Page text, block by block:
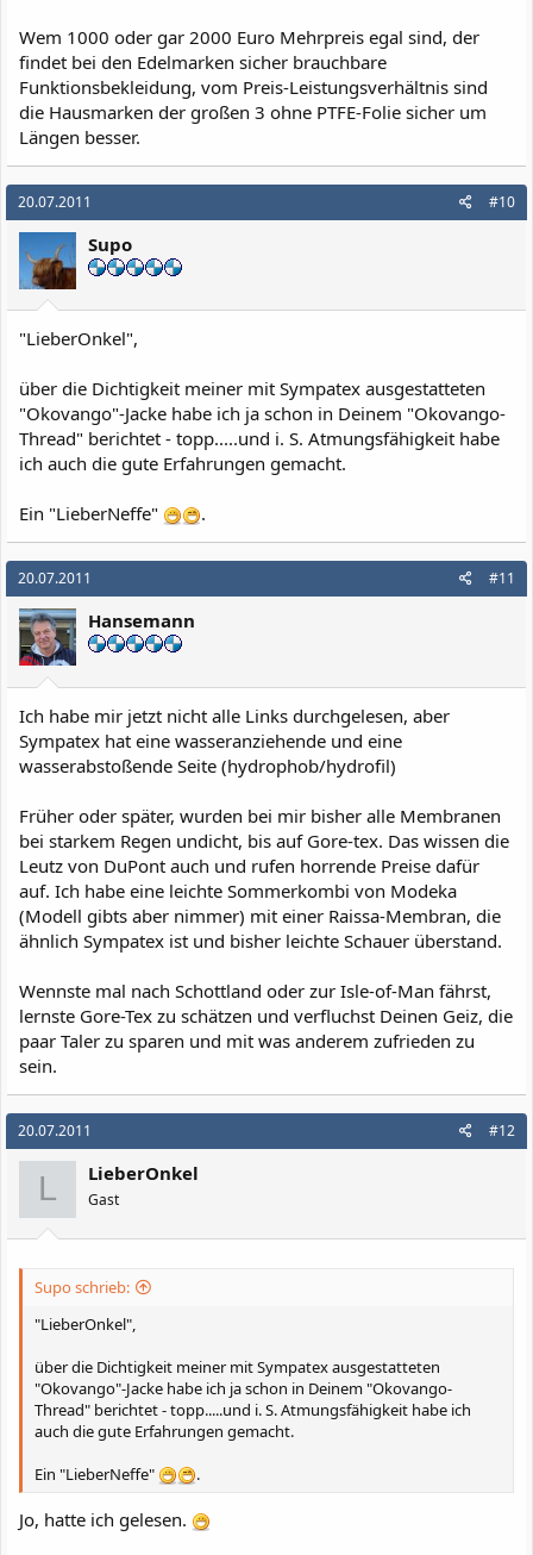
Wem 1000 oder gar 2000 Euro Mehrpreis egal sind, der
findet bei den Edelmarken sicher brauchbare
Funktionsbekleidung, vom Preis-Leistungsverhältnis sind
die Hausmarken der großen 3 ohne PTFE-Folie sicher um
Längen besser.
20.07.2011 #10
Supo
"LieberOnkel",
über die Dichtigkeit meiner mit Sympatex ausgestatteten
"Okovango"-Jacke habe ich ja schon in Deinem "Okovango-
Thread" berichtet - topp.....und i. S. Atmungsfähigkeit habe
ich auch die gute Erfahrungen gemacht.
Ein "LieberNeffe" .
20.07.2011 #11
Hansemann
Ich habe mir jetzt nicht alle Links durchgelesen, aber
Sympatex hat eine wasseranziehende und eine
wasserabstoßende Seite (hydrophob/hydrofil)
Früher oder später, wurden bei mir bisher alle Membranen
bei starkem Regen undicht, bis auf Gore-tex. Das wissen die
Leutz von DuPont auch und rufen horrende Preise dafür
auf. Ich habe eine leichte Sommerkombi von Modeka
(Modell gibts aber nimmer) mit einer Raissa-Membran, die
ähnlich Sympatex ist und bisher leichte Schauer überstand.
Wennste mal nach Schottland oder zur Isle-of-Man fährst,
lernste Gore-Tex zu schätzen und verfluchst Deinen Geiz, die
paar Taler zu sparen und mit was anderem zufrieden zu
sein.
20.07.2011 #12
L LieberOnkel
Gast
Supo schrieb:
"LieberOnkel",
über die Dichtigkeit meiner mit Sympatex ausgestatteten
"Okovango"-Jacke habe ich ja schon in Deinem "Okovango-
Thread" berichtet - topp.....und i. S. Atmungsfähigkeit habe ich
auch die gute Erfahrungen gemacht.
Ein "LieberNeffe"
.
Jo, hatte ich gelesen.